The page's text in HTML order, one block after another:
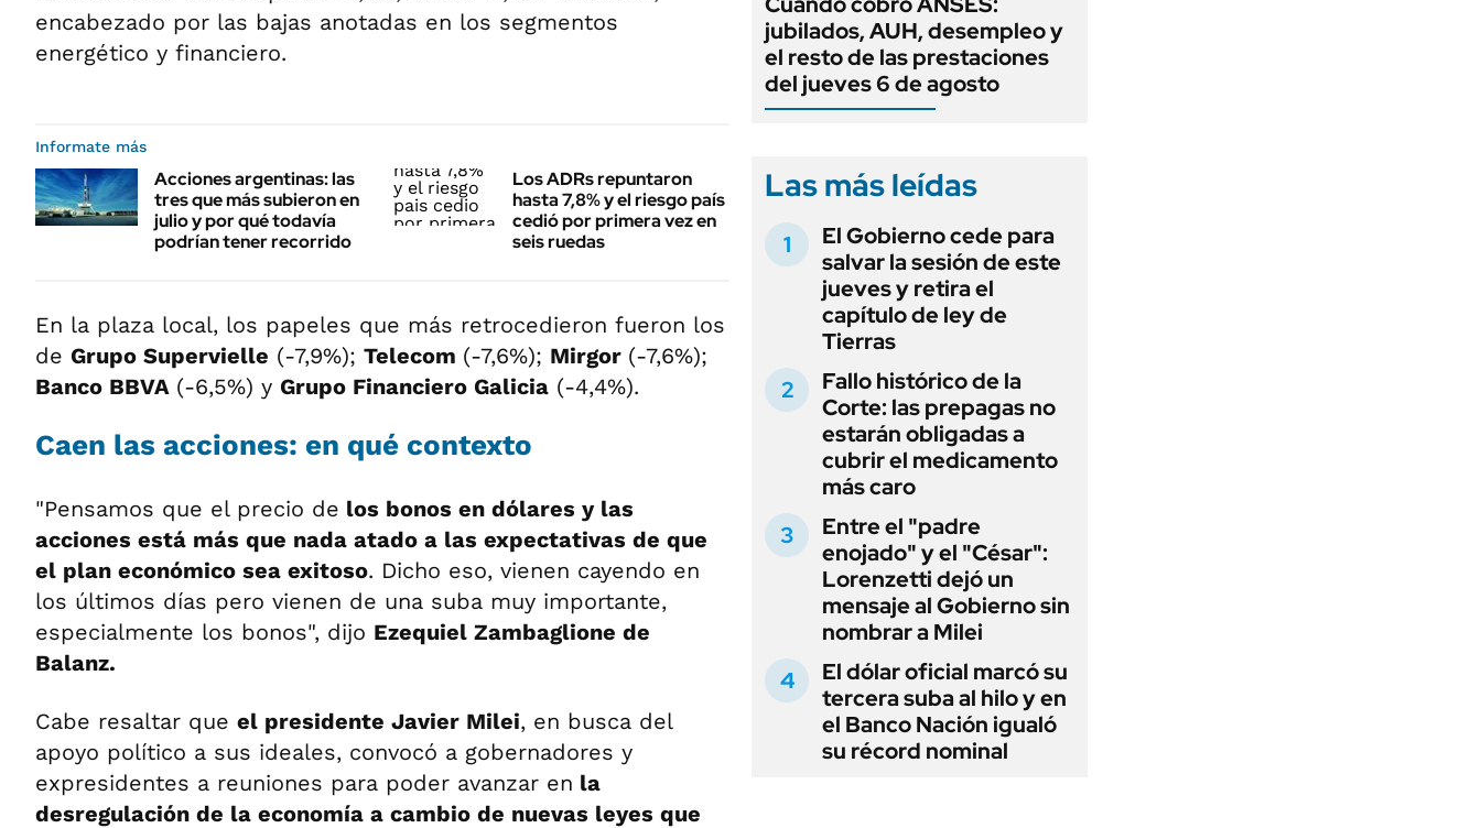
encabezado por las bajas anotadas en los segmentos
energético y financiero.
Informate más
Acciones argentinas: las
tres que más subieron en
julio y por qué todavía
podrían tener recorrido
Los ADRs repuntaron
hasta 7,8% y el riesgo país
cedió por primera vez en
seis ruedas
En la plaza local, los papeles que más retrocedieron fueron los
de Grupo Supervielle (-7,9%); Telecom (-7,6%); Mirgor (-7,6%);
Banco BBVA (-6,5%) y Grupo Financiero Galicia (-4,4%).
Caen las acciones: en qué contexto
"Pensamos que el precio de los bonos en dólares y las
acciones está más que nada atado a las expectativas de que
el plan económico sea exitoso. Dicho eso, vienen cayendo en
los últimos días pero vienen de una suba muy importante,
especialmente los bonos", dijo Ezequiel Zambaglione de
Balanz.
Cabe resaltar que el presidente Javier Milei, en busca del
apoyo político a sus ideales, convocó a gobernadores y
expresidentes a reuniones para poder avanzar en la
desregulación de la economía a cambio de nuevas leyes que
jubilados, AUH, desempleo y
el resto de las prestaciones
del jueves 6 de agosto
Las más leídas
El Gobierno cede para
salvar la sesión de este
jueves y retira el
capítulo de ley de
Tierras
Fallo histórico de la
Corte: las prepagas no
estarán obligadas a
cubrir el medicamento
más caro
Entre el "padre
enojado" y el "César":
Lorenzetti dejó un
mensaje al Gobierno sin
nombrar a Milei
El dólar oficial marcó su
tercera suba al hilo y en
el Banco Nación igualó
su récord nominal